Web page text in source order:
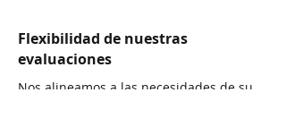
Flexibilidad de nuestras
evaluaciones
Nos alineamos a las necesidades de su